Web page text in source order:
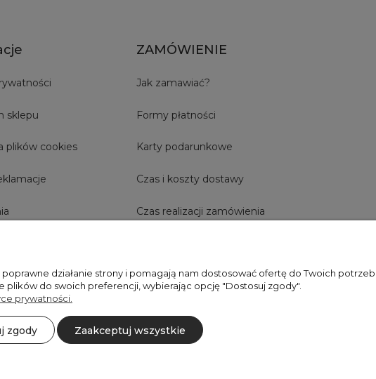
sklepu
plików cookies
ZAMÓWIENIE
Jak zamawiać?
Formy płatności
Karty podarunkowe
Czas i koszty dostawy
Czas realizacji zamówienia
+48606673390 sprzedaz@belldecohome.pl
działanie strony i pomagają nam dostosować ofertę do Twoich
do swoich preferencji, wybierając opcję "Dostosuj zgody".
prywatności.
zgody Zaakceptuj wszystkie